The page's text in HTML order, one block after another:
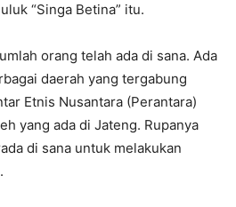
“Singa Betina” itu.
orang telah ada di sana. Ada
daerah yang tergabung
Etnis Nusantara (Perantara)
yang ada di Jateng. Rupanya
di sana untuk melakukan